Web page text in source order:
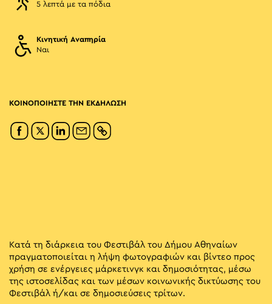
5 λεπτά με τα πόδια
Κινητική Αναπηρία
Ναι
ΚΟΙΝΟΠΟΙΗΣΤΕ ΤΗΝ ΕΚΔΗΛΩΣΗ
Κατά τη διάρκεια του Φεστιβάλ του Δήμου Αθηναίων
πραγματοποιείται η λήψη φωτογραφιών και βίντεο προς
χρήση σε ενέργειες μάρκετινγκ και δημοσιότητας, μέσω
της ιστοσελίδας και των μέσων κοινωνικής δικτύωσης του
Φεστιβάλ ή/και σε δημοσιεύσεις τρίτων.